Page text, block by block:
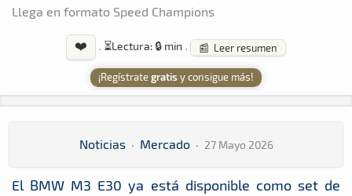
Llega en formato Speed Champions
❤️ · ⏳Lectura: 🔒 min · 📰 Leer resumen
¡Regístrategratis y consigue más!
Noticias · Mercado · 27 Mayo 2026
El BMW M3 E30 ya está disponible como set de